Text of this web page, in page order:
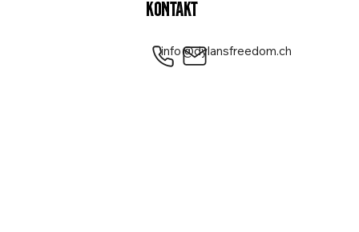
Kontakt
info@dylansfreedom.ch